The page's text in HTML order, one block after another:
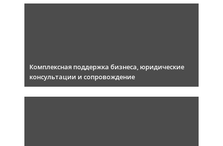
Комплексная поддержка бизнеса, юридические
консультации и сопровождение